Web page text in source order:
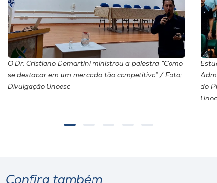
O Dr. Cristiano Demartini ministrou a palestra “Como
se destacar em um mercado tão competitivo” / Foto:
Divulgação Unoesc
do
Confira também